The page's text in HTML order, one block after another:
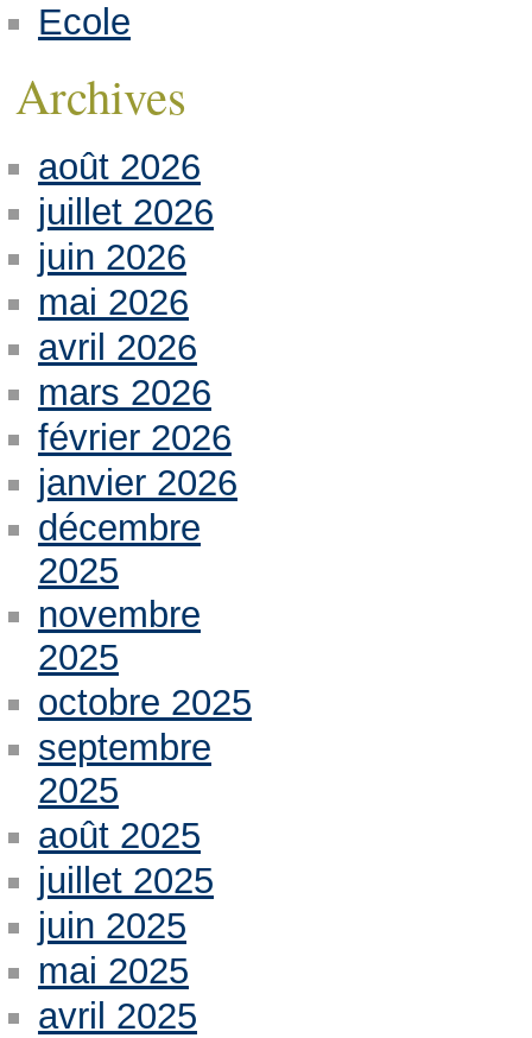
Ecole
Archives
août 2026
juillet 2026
juin 2026
mai 2026
avril 2026
mars 2026
février 2026
janvier 2026
décembre
2025
novembre
2025
octobre 2025
septembre
2025
août 2025
juillet 2025
juin 2025
mai 2025
avril 2025